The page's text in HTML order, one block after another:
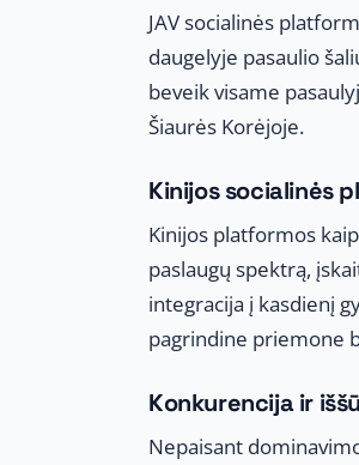
JAV socialinės
daugelyje pasaulio
beveik visame
Šiaurės Korėjoje.
Kinijos socialinės
Kinijos platformos
paslaugų spektrą,
integracija į kasdienį
pagrindine priemone
Konkurencija ir
Nepaisant